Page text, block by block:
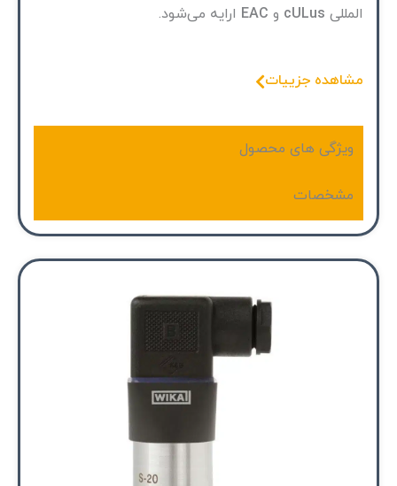
المللی cULus و EAC ارایه می‌شود.
مشاهده جزییات
ویژگی های محصول
مشخصات